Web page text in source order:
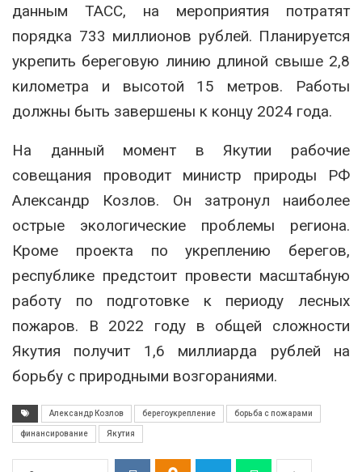
данным ТАСС, на мероприятия потратят
порядка 733 миллионов рублей. Планируется
укрепить береговую линию длиной свыше 2,8
километра и высотой 15 метров. Работы
должны быть завершены к концу 2024 года.
На данный момент в Якутии рабочие
совещания проводит министр природы РФ
Александр Козлов. Он затронул наиболее
острые экологические проблемы региона.
Кроме проекта по укреплению берегов,
республике предстоит провести масштабную
работу по подготовке к периоду лесных
пожаров. В 2022 году в общей сложности
Якутия получит 1,6 миллиарда рублей на
борьбу с природными возгораниями.
Александр Козлов берегоукрепление борьба с пожарами
финансирование Якутия